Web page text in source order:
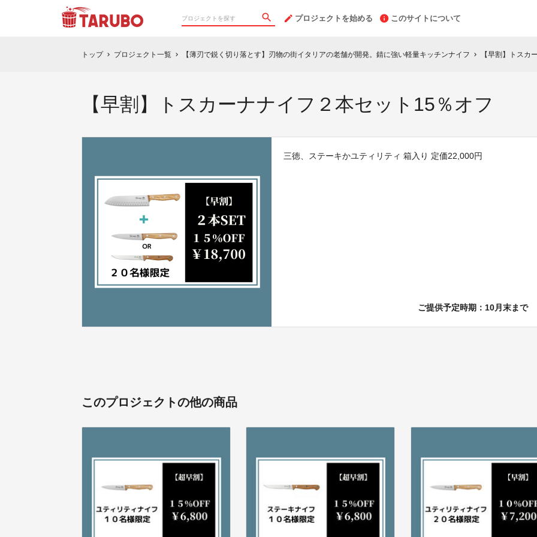
プロジェクトを始める このサイトについて
トップ chevron_right プロジェクト一覧 chevron_right 【薄刃で鋭く切り落とす】刃物の街イタリアの老舗が開発。錆に強い軽量キッチンナイフ chevron_right 【早割】トスカ
【早割】トスカーナナイフ２本セット15％オフ
三徳、ステーキかユティリティ 箱入り 定価22,000円
ご提供予定時期：10月末まで
このプロジェクトの他の商品